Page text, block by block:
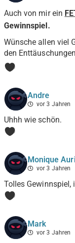
Auch von mir ein
Gewinnspiel.
Wünsche allen viel
den
0
Andre
vor 3 Jahren
Uhhh wie schön.
0
Monique
vor 3 Jahren
Tolles Gewinnspiel,
0
Mark
vor 3 Jahren